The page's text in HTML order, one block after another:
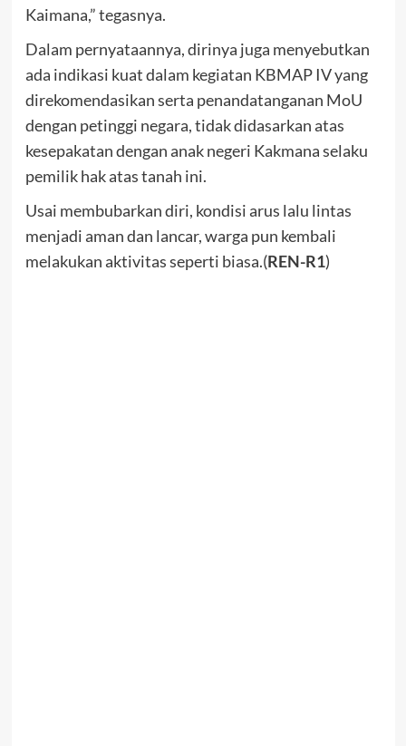
Kaimana,” tegasnya.
Dalam pernyataannya, dirinya juga menyebutkan
ada indikasi kuat dalam kegiatan KBMAP IV yang
direkomendasikan serta penandatanganan MoU
dengan petinggi negara, tidak didasarkan atas
kesepakatan dengan anak negeri Kakmana selaku
pemilik hak atas tanah ini.
Usai membubarkan diri, kondisi arus lalu lintas
menjadi aman dan lancar, warga pun kembali
melakukan aktivitas seperti biasa.(REN-R1)